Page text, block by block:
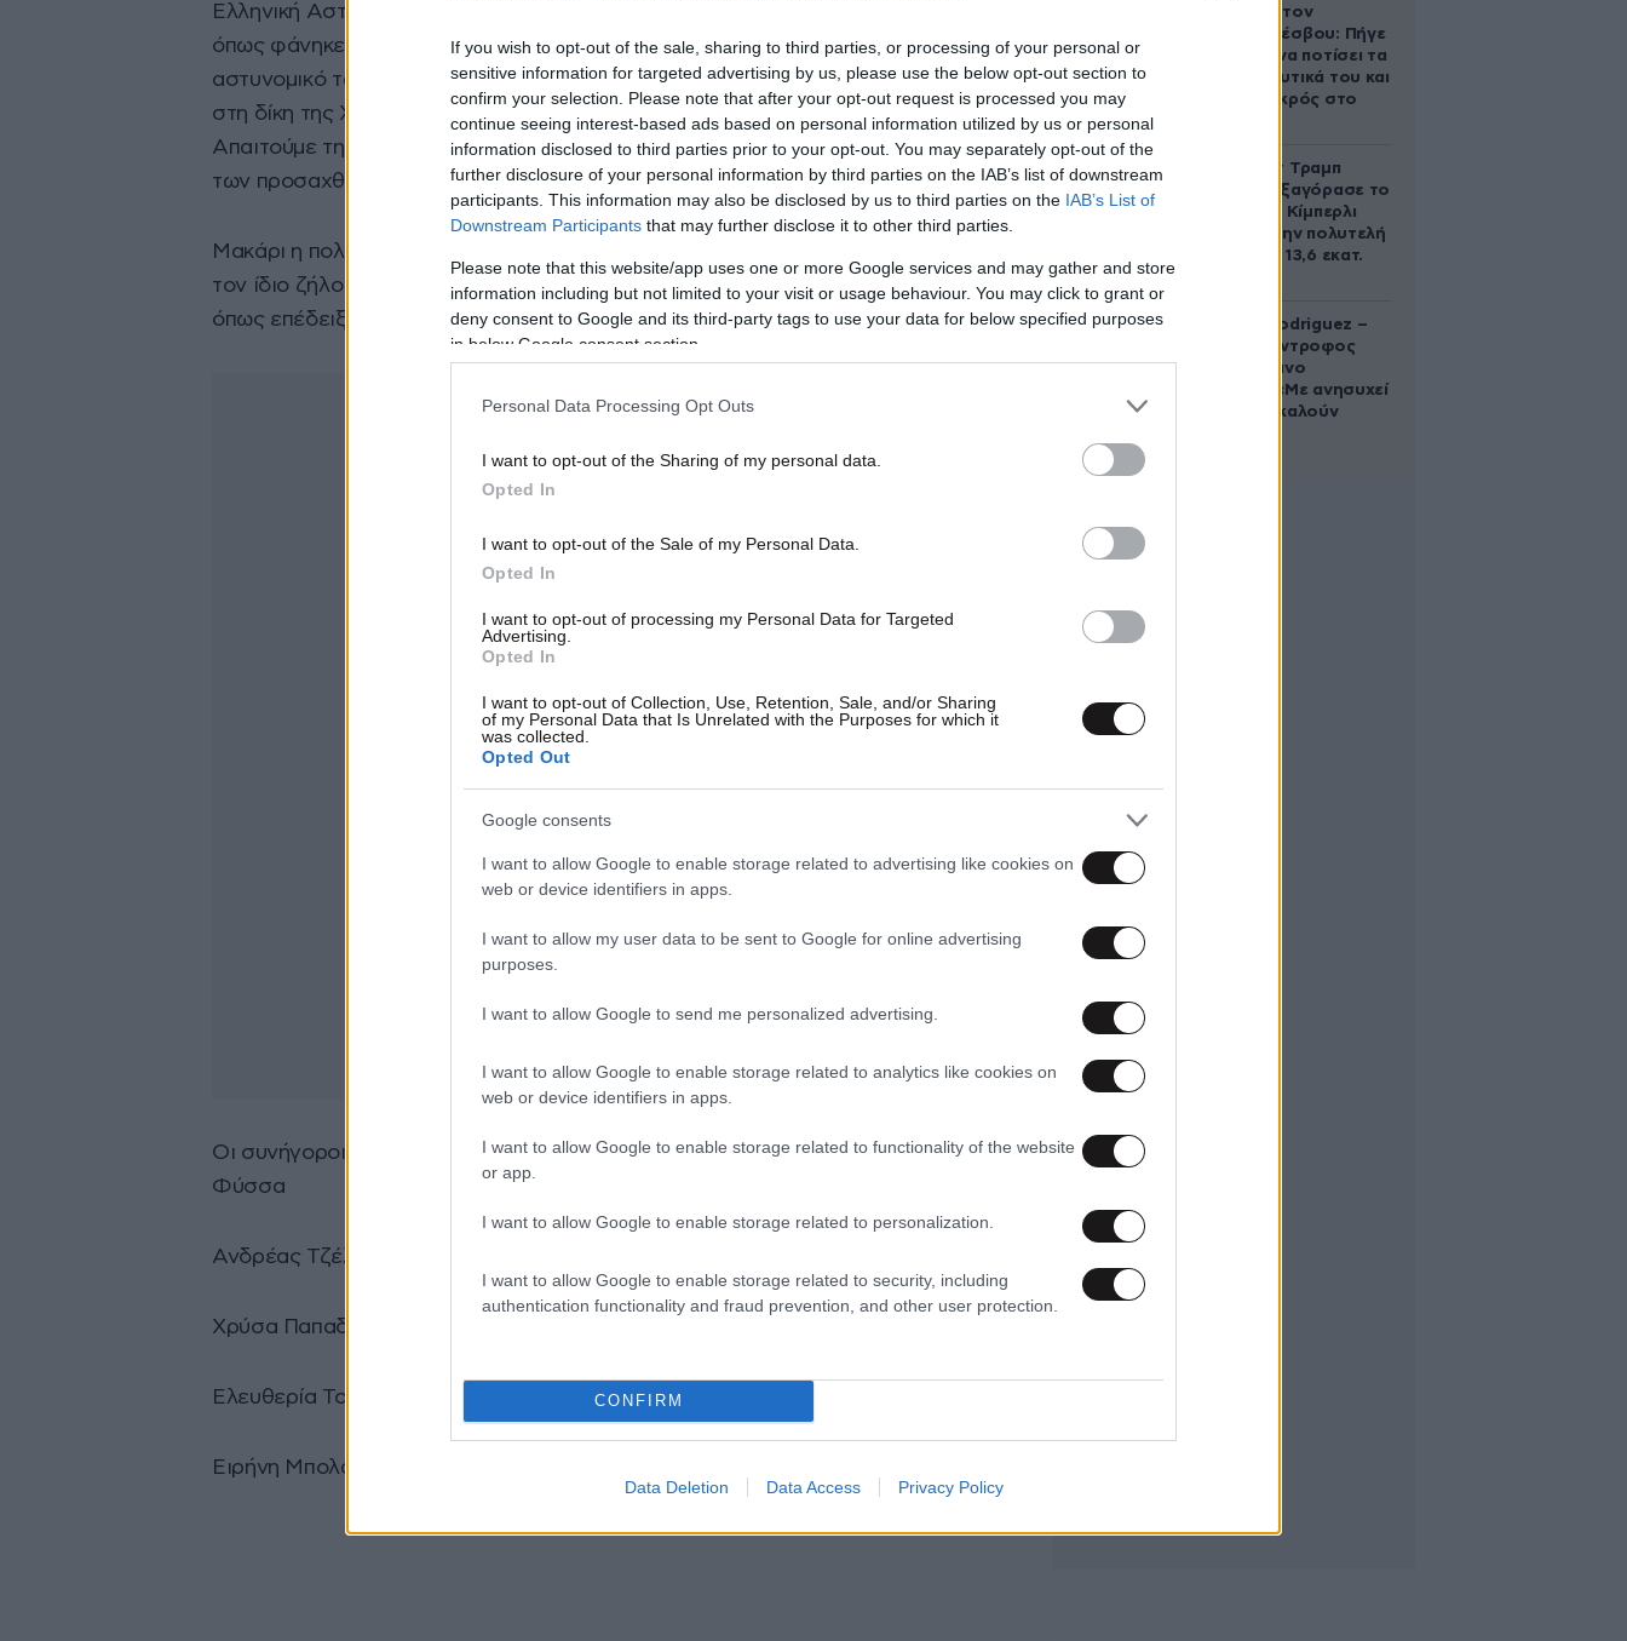
If you wish to opt-out of the sale, sharing to third parties, or processing of your personal or
sensitive information for targeted advertising by us, please use the below opt-out section to
confirm your selection. Please note that after your opt-out request is processed you may
continue seeing interest-based ads based on personal information utilized by us or personal
information disclosed to third parties prior to your opt-out. You may separately opt-out of the
further disclosure of your personal information by third parties on the IAB’s list of downstream
participants. This information may also be disclosed by us to third parties on the IAB’s List of
Downstream Participants that may further disclose it to other third parties.
Please note that this website/app uses one or more Google services and may gather and store
information including but not limited to your visit or usage behaviour. You may click to grant or
deny consent to Google and its third-party tags to use your data for below specified purposes
in below Google consent section.
Personal Data Processing Opt Outs
I want to opt-out of the Sharing of my personal data.
Opted In
I want to opt-out of the Sale of my Personal Data.
Opted In
I want to opt-out of processing my Personal Data for Targeted
Advertising.
Opted In
I want to opt-out of Collection, Use, Retention, Sale, and/or Sharing
of my Personal Data that Is Unrelated with the Purposes for which it
was collected.
Opted Out
Google consents
I want to allow Google to enable storage related to advertising like cookies on
web or device identifiers in apps.
I want to allow my user data to be sent to Google for online advertising
purposes.
I want to allow Google to send me personalized advertising.
I want to allow Google to enable storage related to analytics like cookies on
web or device identifiers in apps.
I want to allow Google to enable storage related to functionality of the website
or app.
I want to allow Google to enable storage related to personalization.
I want to allow Google to enable storage related to security, including
authentication functionality and fraud prevention, and other user protection.
CONFIRM
Data Deletion Data Access Privacy Policy
Ελληνική Αστυνομία και την έννομη τάξη και πρέπει να καταστρέφονται πάραυτα,
όπως φάνηκε και από το βίντεο που δημοσιεύτηκε στα κοινωνικά δίκτυα με τον
αστυνομικό των ΜΑΤ. Ανάμεσα στους προσαχθέντες είναι και οι συνάδελφοί μας
στη δίκη της Χρυσής Αυγής, Θανάσης Καμπαγιάννης και Κώστας Παπαδάκης.
Απαιτούμε την άμεση απελευθέρωση των δύο συναδέλφων μας, όσο και όλων
των προσαχθέντων.
Μακάρι η πολιτική ηγεσία του Υπουργείου Προστασίας του Πολίτη να επιδείκνυε
τον ίδιο ζήλο για τον εντοπισμό και τη σύλληψη του φυγόδικου Χρήστου Παππά,
όπως επέδειξε σήμερα προσάγοντας αναίτια πολίτες και δικηγόρους.
Οι συνήγοροι πολιτικής αγωγής-υποστήριξης της κατηγορίας της οικογένειας
Φύσσα
Ανδρέας Τζέλλης
Χρύσα Παπαδοπούλου
Ελευθερία Τομπατζόγλου
Ειρήνη Μπολάνου»
Τραγωδία στον
Ασώματο Λέσβου: Πήγε
στο κτήμα να ποτίσει τα
οπωροκηπευτικά του και
βρέθηκε νεκρός στο
Ο Ντόναλντ Τραμπ
Τζούνιορ εξαγόρασε το
μερίδιο της Κίμπερλι
Γκίλφοϊλ στην πολυτελή
έπαυλη των 13,6 εκατ.
Georgina Rodriguez –
Ξεσπά η σύντροφος
του Κριστιάνο
Ρονάλντο: «Με ανησυχεί
που με αποκαλούν